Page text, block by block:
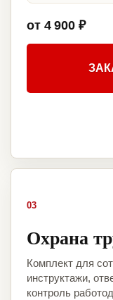
от 4 900 ₽
03
Охрана
Комплект для
инструктажи,
контроль